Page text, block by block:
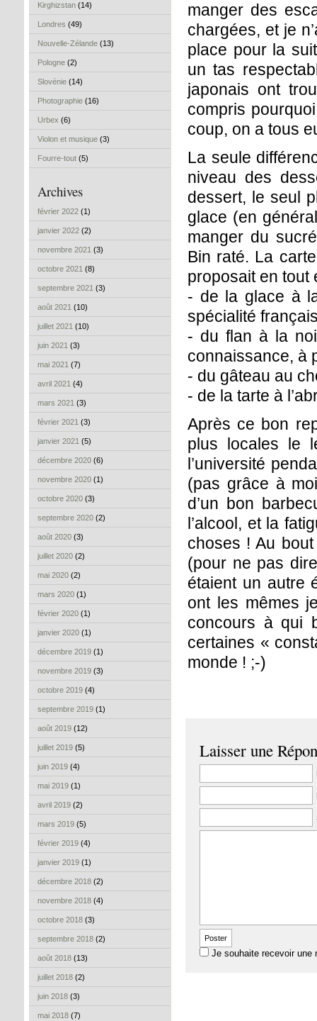
Kirghizstan (14)
Londres (49)
Nouvelle-Zélande (13)
Pologne (2)
Slovénie (14)
Photographie (16)
Urbex (6)
Violon et musique (3)
Fourre-tout (5)
Archives
février 2022 (1)
janvier 2022 (2)
novembre 2021 (3)
octobre 2021 (8)
septembre 2021 (3)
août 2021 (10)
juillet 2021 (10)
juin 2021 (3)
mai 2021 (7)
avril 2021 (4)
mars 2021 (3)
février 2021 (3)
janvier 2021 (5)
décembre 2020 (6)
novembre 2020 (1)
octobre 2020 (3)
septembre 2020 (2)
août 2020 (3)
juillet 2020 (2)
mai 2020 (2)
mars 2020 (1)
février 2020 (1)
janvier 2020 (1)
décembre 2019 (1)
novembre 2019 (3)
octobre 2019 (4)
septembre 2019 (1)
août 2019 (12)
juillet 2019 (5)
juin 2019 (4)
mai 2019 (1)
avril 2019 (2)
mars 2019 (5)
février 2019 (4)
janvier 2019 (1)
décembre 2018 (2)
novembre 2018 (4)
octobre 2018 (3)
septembre 2018 (2)
août 2018 (13)
juillet 2018 (2)
juin 2018 (3)
mai 2018 (7)
manger des
chargées, et je
place pour la
un tas
japonais ont
compris
coup, on a tous
La seule
niveau des
dessert, le seul
glace (en
manger du
Bin raté. La
proposait en tout
- de la glace à
spécialité
- du flan à la
connaissance, à
- du gâteau au
- de la tarte à
Après ce bon
plus locales le
l’université
(pas grâce à
d’un bon
l’alcool, et la
choses ! Au
(pour ne pas
étaient un autre
ont les mêmes
concours à qui
certaines «
monde ! ;-)
Laisser une
Je souhaite recevoir une